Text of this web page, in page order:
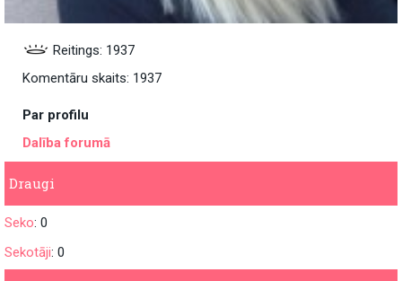
Reitings: 1937
Komentāru skaits: 1937
Par profilu
Dalība forumā
Draugi
Seko: 0
Sekotāji: 0